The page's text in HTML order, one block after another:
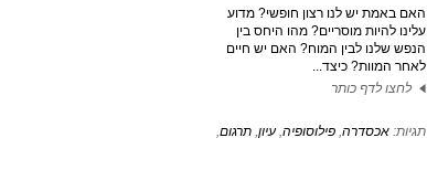
האם באמת יש לנו רצון חופשי? מדוע
עלינו להיות מוסריים? מהו היחס בין
הנפש שלנו לבין המוח? האם יש חיים
לאחר המוות? כיצד...
לחצו לדף כותר
תגיות: אכסדרה, פילוסופיה, עיון, תרגום,